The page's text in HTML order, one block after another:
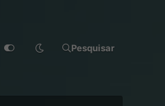
Pesquisar